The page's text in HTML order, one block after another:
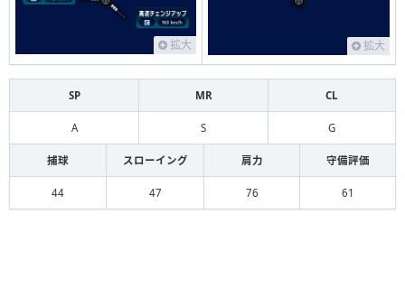
拡大 拡大
SP MR CL
A S G
捕球 スローイング 肩力 守備評価
44 47 76 61